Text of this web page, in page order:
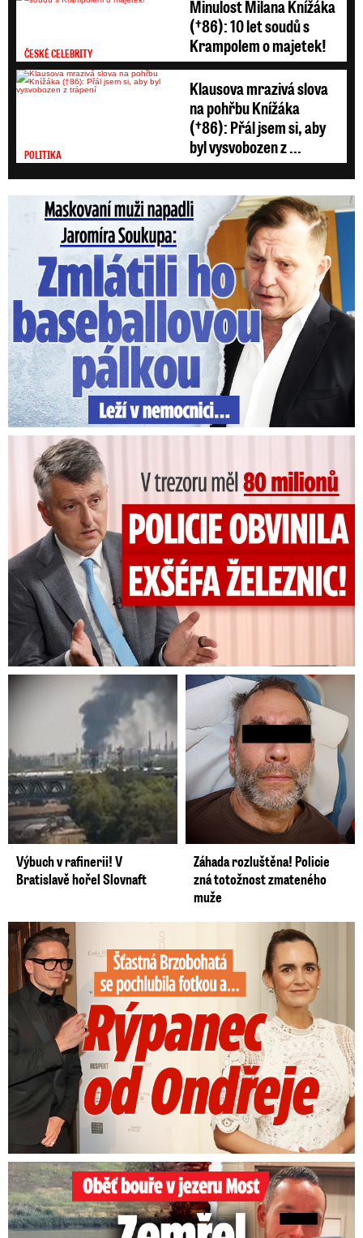
ČESKÉ CELEBRITY
Minulost Milana Knížáka
(†86): 10 let soudů s
Krampolem o majetek!
POLITIKA
Klausova mrazivá slova
na pohřbu Knížáka
(†86): Přál jsem si, aby
byl vysvobozen z ...
Maskovaní muži napadli Jaromíra Soukupa: Krvavá nakládačka
V trezoru měl 80 milionů: Policie obvinila exšéfa železnic!
Výbuch v rafinerii! V
Bratislavě hořel Slovnaft
Záhada rozluštěna! Policie
zná totožnost zmateného
muže
Šťastná Brzobohatá se pochlubila fotkou: Rýpanec od Ondřeje
Oběť bouře v jezeru Most: Zemřel táta Dominik (†28)